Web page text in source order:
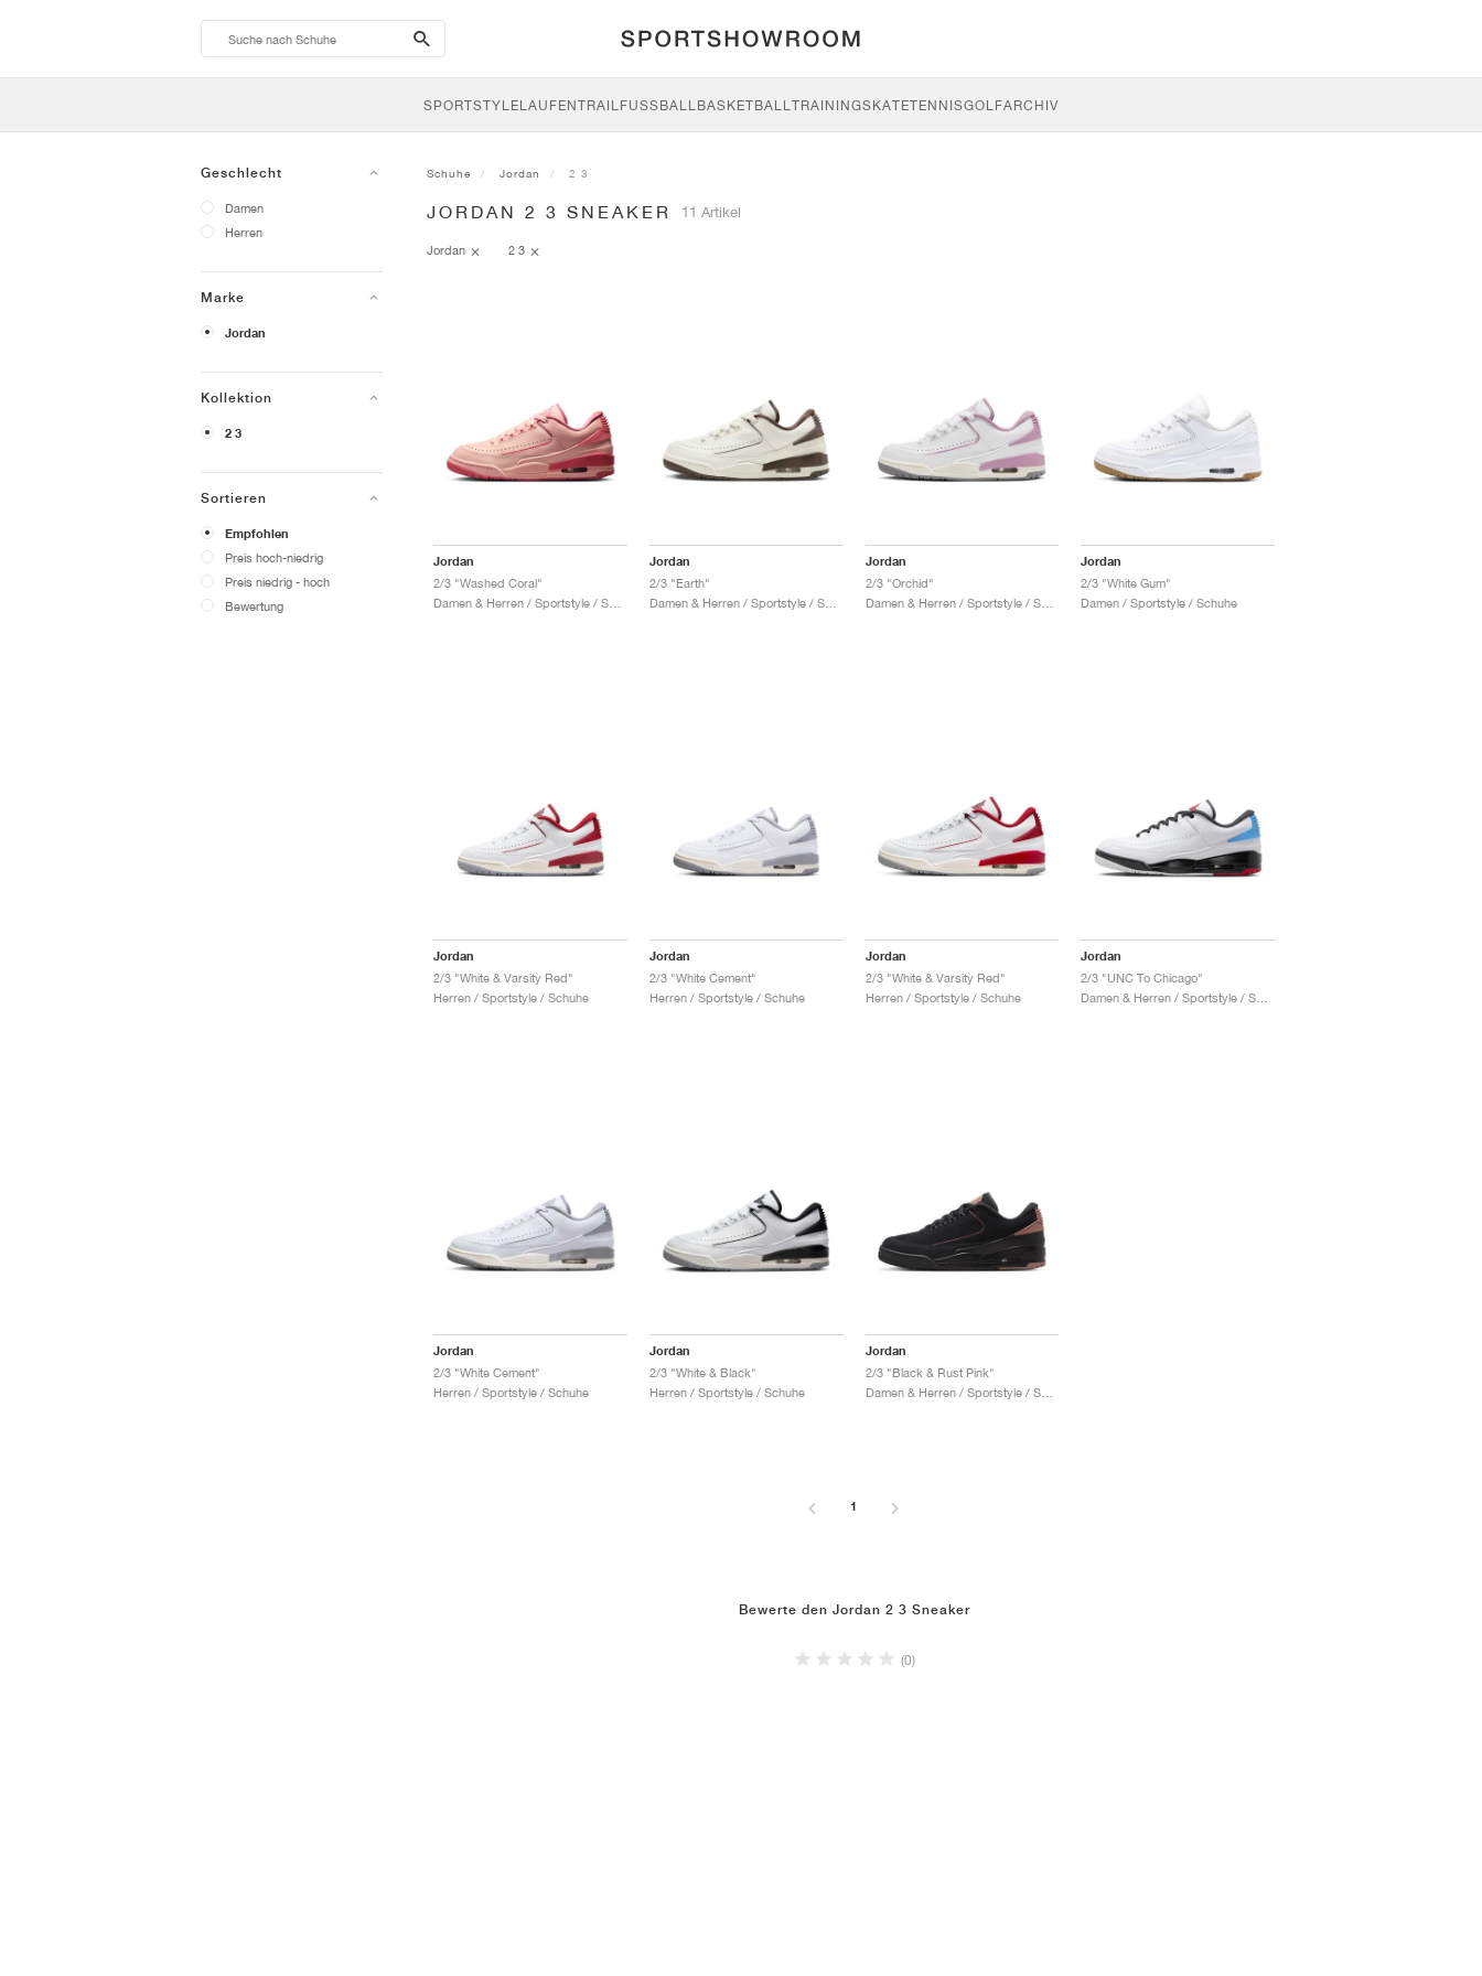
search-
btn
SPORTSTYLELAUFENTRAILFUSSBALL BASKETBALLTRAININGSKATETENNISGOLFARCHIV
Geschlecht
Damen
Herren
Marke
Jordan
Kollektion
2 3
Sortieren
Empfohlen
Preis hoch-niedrig
Preis niedrig - hoch
Bewertung
Schuhe Jordan 2 3
JORDAN 2 3 SNEAKER 11 Artikel
Jordan 2 3
Jordan
2/3 "Washed Coral"
Jordan
2/3 "Earth"
Damen & Herren / Sportstyle / Schuhe
Jordan
2/3 "Orchid"
Damen & Herren / Sportstyle / Schuhe
Jordan
2/3 "White Gum"
Damen / Sportstyle / Schuhe
Jordan
2/3 "White & Varsity Red"
Herren / Sportstyle / Schuhe
Jordan
2/3 "White Cement"
Herren / Sportstyle / Schuhe
Jordan
2/3 "White & Varsity Red"
Herren / Sportstyle / Schuhe
Jordan
2/3 "UNC To Chicago"
Jordan
2/3 "White Cement"
Herren / Sportstyle / Schuhe
Jordan
2/3 "White & Black"
Herren / Sportstyle / Schuhe
Jordan
2/3 "Black & Rust Pink"
Damen & Herren / Sportstyle / Schuhe
1
Bewerte den Jordan 2 3 Sneaker
(0)